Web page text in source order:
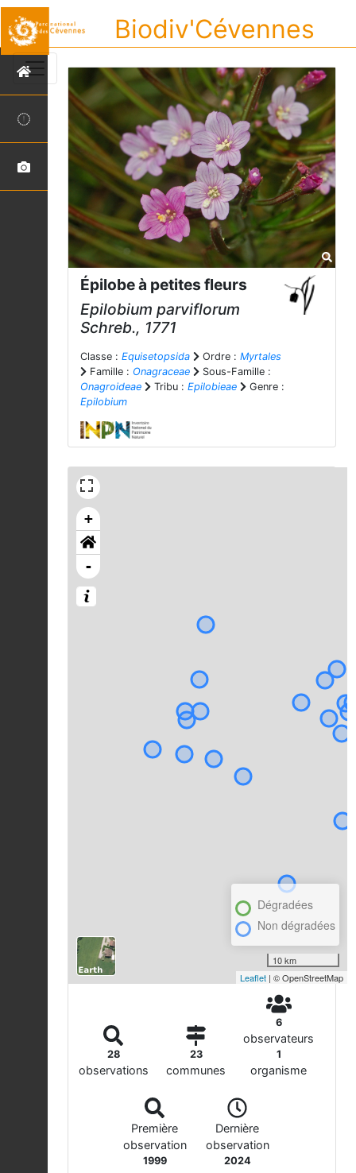
Biodiv'Cévennes
Épilobe à petites fleurs
Epilobium parviflorum
Schreb., 1771
Classe : Equisetopsida Ordre : Myrtales
Famille : Onagraceae
Sous-Famille :
Onagroideae
Tribu : Epilobieae
Genre :
Epilobium
+
-
Dégradées
Non dégradées
10 km
Leaflet | © OpenStreetMap
28
observations
23
communes
6
observateurs
1
organisme
Première
observation
1999
Dernière
observation
2024